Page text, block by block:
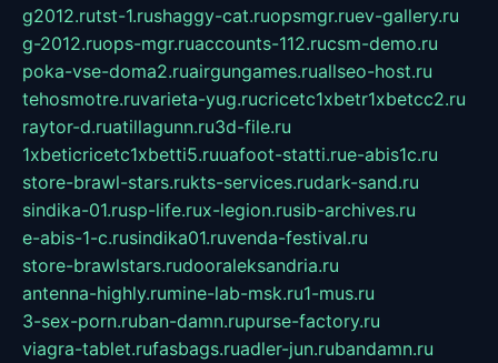
g2012.rutst-1.rushaggy-cat.ruopsmgr.ruev-gallery.ru
g-2012.ruops-mgr.ruaccounts-112.rucsm-demo.ru
poka-vse-doma2.ruairgungames.ruallseo-host.ru
tehosmotre.ruvarieta-yug.rucricetc1xbetr1xbetcc2.ru
raytor-d.ruatillagunn.ru3d-file.ru
1xbeticricetc1xbetti5.ruuafoot-statti.rue-abis1c.ru
store-brawl-stars.rukts-services.rudark-sand.ru
sindika-01.rusp-life.rux-legion.rusib-archives.ru
e-abis-1-c.rusindika01.ruvenda-festival.ru
store-brawlstars.rudooraleksandria.ru
antenna-highly.rumine-lab-msk.ru1-mus.ru
3-sex-porn.ruban-damn.rupurse-factory.ru
viagra-tablet.rufasbags.ruadler-jun.rubandamn.ru